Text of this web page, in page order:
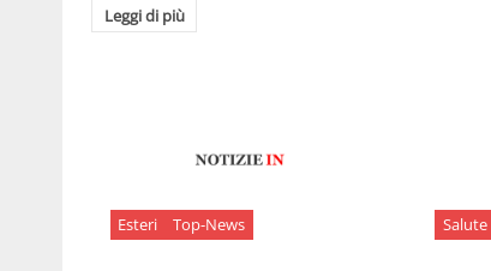
Leggi di più
Esteri Top-News Salute